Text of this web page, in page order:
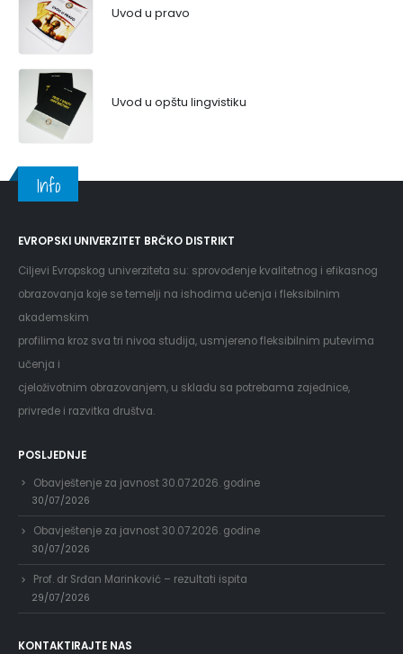
Uvod u pravo
Uvod u opštu lingvistiku
Info
EVROPSKI UNIVERZITET BRČKO DISTRIKT
Ciljevi Evropskog univerziteta su: sprovođenje kvalitetnog i efikasnog
obrazovanja koje se temelji na ishodima učenja i fleksibilnim
akademskim
profilima kroz sva tri nivoa studija, usmjereno fleksibilnim putevima
učenja i
cjeloživotnim obrazovanjem, u skladu sa potrebama zajednice,
privrede i razvitka društva.
POSLJEDNJE
Obavještenje za javnost 30.07.2026. godine
30/07/2026
Obavještenje za javnost 30.07.2026. godine
30/07/2026
Prof. dr Srđan Marinković – rezultati ispita
29/07/2026
KONTAKTIRAJTE NAS